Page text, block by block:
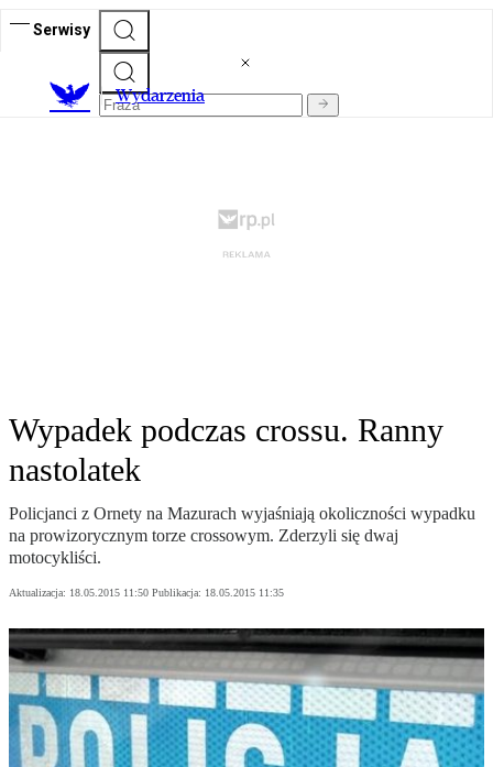
Serwisy
Wydarzenia
Wypadek podczas crossu. Ranny
nastolatek
Policjanci z Ornety na Mazurach wyjaśniają okoliczności wypadku
na prowizorycznym torze crossowym. Zderzyli się dwaj
motocykliści.
Aktualizacja: 18.05.2015 11:50 Publikacja: 18.05.2015 11:35